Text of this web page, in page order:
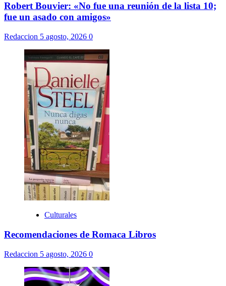
Robert Bouvier: «No fue una reunión de la lista 10;
fue un asado con amigos»
Redaccion 5 agosto, 2026 0
Culturales
Recomendaciones de Romaca Libros
Redaccion 5 agosto, 2026 0